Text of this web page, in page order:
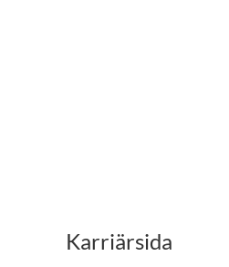
Karriärsida